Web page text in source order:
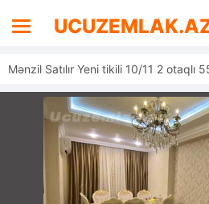
Mənzil Satılır Yeni tikili 10/11 2 otaqlı